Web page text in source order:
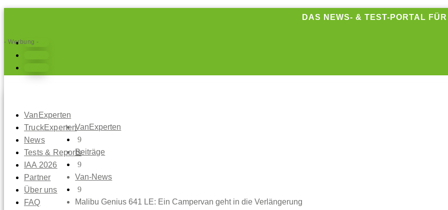
DAS NEWS- & TEST-PORTAL
Folgen
VanExperten
TruckExperten
News
Tests & Reports
IAA 2026
Partner
Über uns
FAQ
- Werbung -
VanExperten
9
Beiträge
9
Van-News
9
Malibu Genius 641 LE: Ein Campervan geht in die Verlängerung